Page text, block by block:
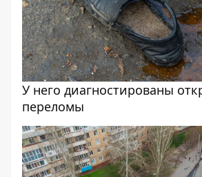
У него диагностированы
переломы